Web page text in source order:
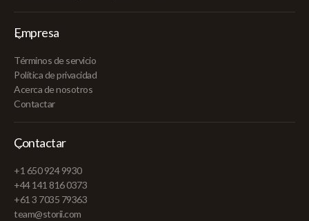
Empresa
Términos de servicio
Política de privacidad
Acerca de nosotros
Contactar
Contactar
+1 650 924 9930
+44 141 816 0373
+61 3 7035 79363
team@storii.com